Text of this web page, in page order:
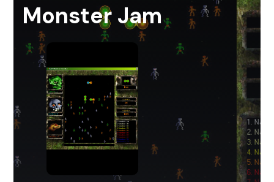
Monster Jam